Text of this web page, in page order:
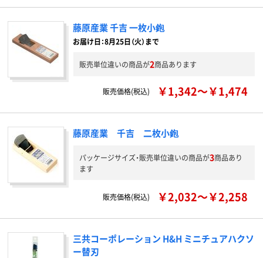
藤原産業 千吉 一枚小鉋
お届け日：8月25日（火）まで
販売単位違いの商品が2商品あります
販売価格(税込) ￥1,342～￥1,474
藤原産業 千吉 二枚小鉋
パッケージサイズ・販売単位違いの商品が3商品あり
ます
販売価格(税込) ￥2,032～￥2,258
三共コーポレーション H&H ミニチュアハクソ
ー替刃